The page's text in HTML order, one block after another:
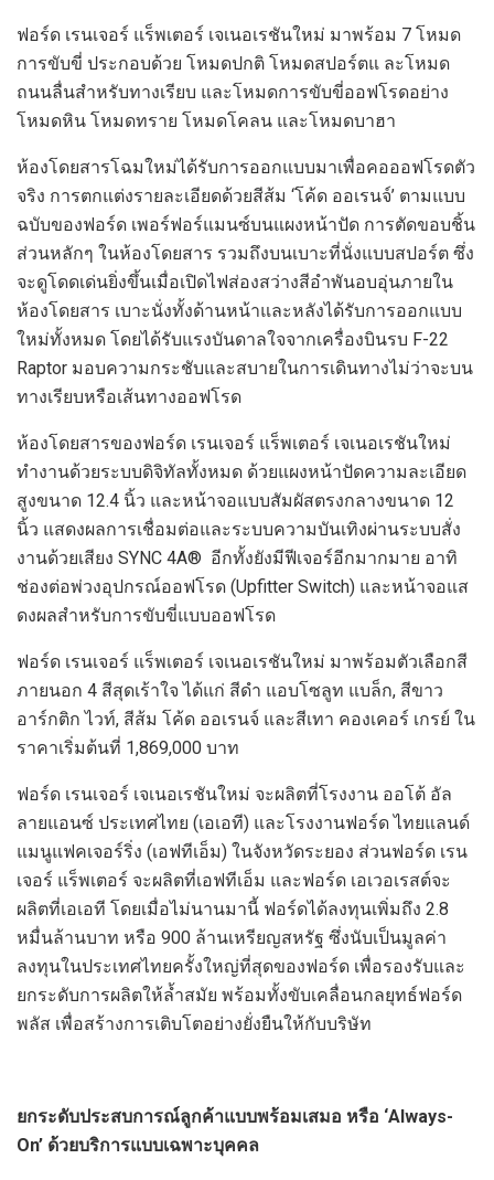
ฟอร์ด เรนเจอร์ แร็พเตอร์ เจเนอเรชันใหม่ มาพร้อม 7 โหมด
การขับขี่ ประกอบด้วย โหมดปกติ โหมดสปอร์ตแ ละโหมด
ถนนลื่นสำหรับทางเรียบ และโหมดการขับขี่ออฟโรดอย่าง
โหมดหิน โหมดทราย โหมดโคลน และโหมดบาฮา
ห้องโดยสารโฉมใหม่ได้รับการออกแบบมาเพื่อคอออฟโรดตัว
จริง การตกแต่งรายละเอียดด้วยสีส้ม ‘โค้ด ออเรนจ์’ ตามแบบ
ฉบับของฟอร์ด เพอร์ฟอร์แมนซ์บนแผงหน้าปัด การตัดขอบชิ้น
ส่วนหลักๆ ในห้องโดยสาร รวมถึงบนเบาะที่นั่งแบบสปอร์ต ซึ่ง
จะดูโดดเด่นยิ่งขึ้นเมื่อเปิดไฟส่องสว่างสีอำพันอบอุ่นภายใน
ห้องโดยสาร เบาะนั่งทั้งด้านหน้าและหลังได้รับการออกแบบ
ใหม่ทั้งหมด โดยได้รับแรงบันดาลใจจากเครื่องบินรบ F-22
Raptor มอบความกระชับและสบายในการเดินทางไม่ว่าจะบน
ทางเรียบหรือเส้นทางออฟโรด
ห้องโดยสารของฟอร์ด เรนเจอร์ แร็พเตอร์ เจเนอเรชันใหม่
ทำงานด้วยระบบดิจิทัลทั้งหมด ด้วยแผงหน้าปัดความละเอียด
สูงขนาด 12.4 นิ้ว และหน้าจอแบบสัมผัสตรงกลางขนาด 12
นิ้ว แสดงผลการเชื่อมต่อและระบบความบันเทิงผ่านระบบสั่ง
งานด้วยเสียง SYNC 4A® อีกทั้งยังมีฟีเจอร์อีกมากมาย อาทิ
ช่องต่อพ่วงอุปกรณ์ออฟโรด (Upfitter Switch) และหน้าจอแส
ดงผลสำหรับการขับขี่แบบออฟโรด
ฟอร์ด เรนเจอร์ แร็พเตอร์ เจเนอเรชันใหม่ มาพร้อมตัวเลือกสี
ภายนอก 4 สีสุดเร้าใจ ได้แก่ สีดำ แอบโซลูท แบล็ก, สีขาว
อาร์กติก ไวท์, สีส้ม โค้ด ออเรนจ์ และสีเทา คองเคอร์ เกรย์ ใน
ราคาเริ่มต้นที่ 1,869,000 บาท
ฟอร์ด เรนเจอร์ เจเนอเรชันใหม่ จะผลิตที่โรงงาน ออโต้ อัล
ลายแอนซ์ ประเทศไทย (เอเอที) และโรงงานฟอร์ด ไทยแลนด์
แมนูแฟคเจอร์ริ่ง (เอฟทีเอ็ม) ในจังหวัดระยอง ส่วนฟอร์ด เรน
เจอร์ แร็พเตอร์ จะผลิตที่เอฟทีเอ็ม และฟอร์ด เอเวอเรสต์จะ
ผลิตที่เอเอที โดยเมื่อไม่นานมานี้ ฟอร์ดได้ลงทุนเพิ่มถึง 2.8
หมื่นล้านบาท หรือ 900 ล้านเหรียญสหรัฐ ซึ่งนับเป็นมูลค่า
ลงทุนในประเทศไทยครั้งใหญ่ที่สุดของฟอร์ด เพื่อรองรับและ
ยกระดับการผลิตให้ล้ำสมัย พร้อมทั้งขับเคลื่อนกลยุทธ์ฟอร์ด
พลัส เพื่อสร้างการเติบโตอย่างยั่งยืนให้กับบริษัท
ยกระดับประสบการณ์ลูกค้าแบบพร้อมเสมอ หรือ ‘Always-
On’ ด้วยบริการแบบเฉพาะบุคคล